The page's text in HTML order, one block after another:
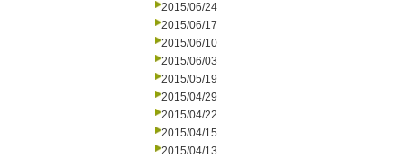
2015/06/24
2015/06/17
2015/06/10
2015/06/03
2015/05/19
2015/04/29
2015/04/22
2015/04/15
2015/04/13